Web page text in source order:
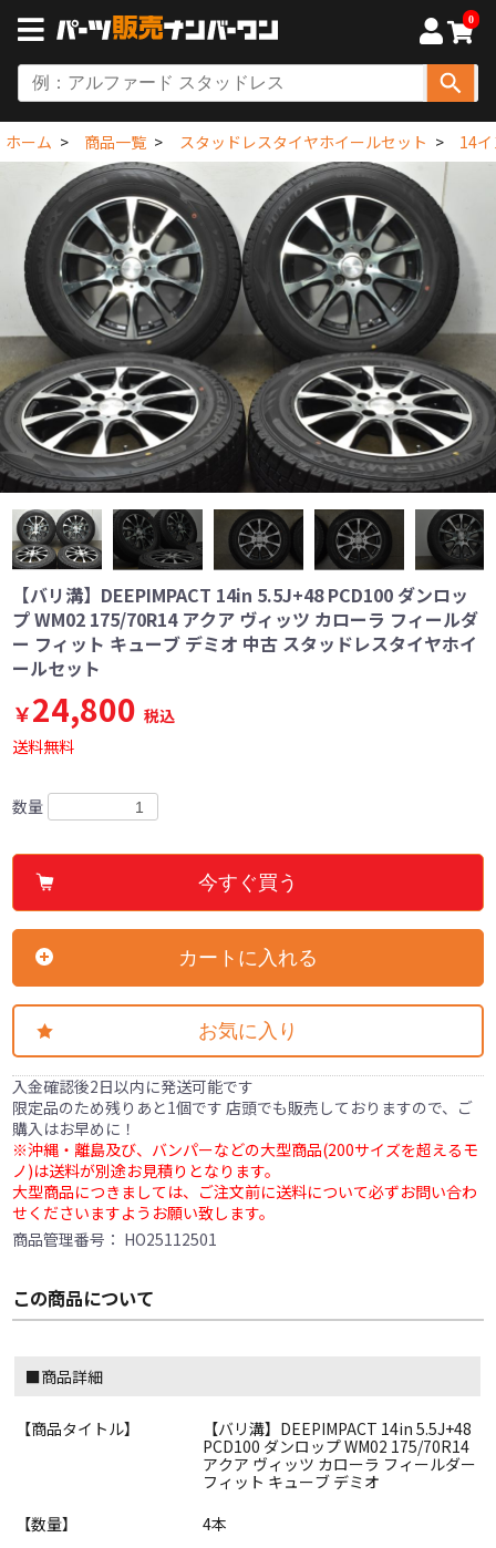
0
ホーム 商品一覧 スタッドレスタイヤホイールセット 14
【バリ溝】DEEPIMPACT 14in 5.5J+48 PCD100 ダンロッ
プ WM02 175/70R14 アクア ヴィッツ カローラ フィールダ
ー フィット キューブ デミオ 中古 スタッドレスタイヤホイ
ールセット
￥24,800 税込
送料無料
数量
今すぐ買う
カートに入れる
お気に入り
入金確認後2日以内に発送可能です
限定品のため残りあと1個です 店頭でも販売しておりますので、ご
購入はお早めに！
※沖縄・離島及び、バンパーなどの大型商品(200サイズを超えるモ
ノ)は送料が別途お見積りとなります。
大型商品につきましては、ご注文前に送料について必ずお問い合わ
せくださいますようお願い致します。
商品管理番号： HO25112501
この商品について
■商品詳細
【商品タイトル】
【バリ溝】DEEPIMPACT 14in 5.5J+48
PCD100 ダンロップ WM02 175/70R14
アクア ヴィッツ カローラ フィールダー
フィット キューブ デミオ
【数量】
4本